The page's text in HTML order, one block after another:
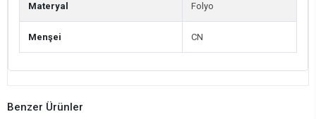
Materyal Folyo
Menşei CN
Benzer Ürünler